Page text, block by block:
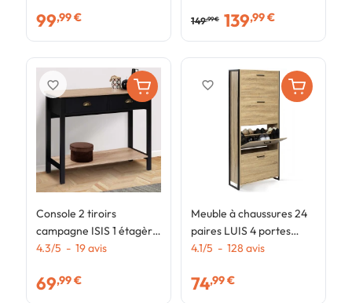
99,99 €
Console 2 tiroirs
campagne ISIS 1 étagère
bois et noir
4.3/5 - 19avis
69,99 €
favorite_border
149,99 € 139,99 €
Meuble à chaussures 24
paires LUIS 4 portes
design industriel
4.1/5 - 128 avis
74,99 €
favorite_border